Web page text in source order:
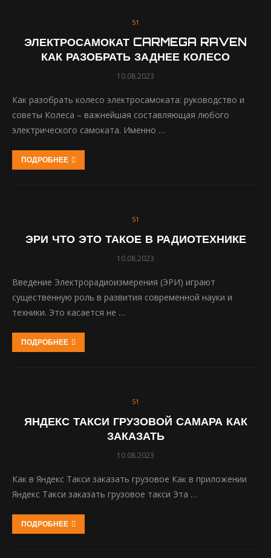
51
ЭЛЕКТРОСАМОКАТ CARMEGA RAVEN
КАК РАЗОБРАТЬ ЗАДНЕЕ КОЛЕСО
10.08.2023
Как разобрать колесо электросамоката: руководство и
советы Колеса – важнейшая составляющая любого
электрического самоката. Именно …
ПОДРОБНЕЕ
51
ЭРИ ЧТО ЭТО ТАКОЕ В РАДИОТЕХНИКЕ
10.08.2023
Введение Электрорадиоизмерения (ЭРИ) играют
существенную роль в развития современной науки и
техники. Это касается не …
ПОДРОБНЕЕ
51
ЯНДЕКС ТАКСИ ГРУЗОВОЙ САМАРА КАК
ЗАКАЗАТЬ
10.08.2023
Как в Яндекс Такси заказать грузовое Как в приложении
Яндекс Такси заказать грузовое такси Эта …
ПОДРОБНЕЕ